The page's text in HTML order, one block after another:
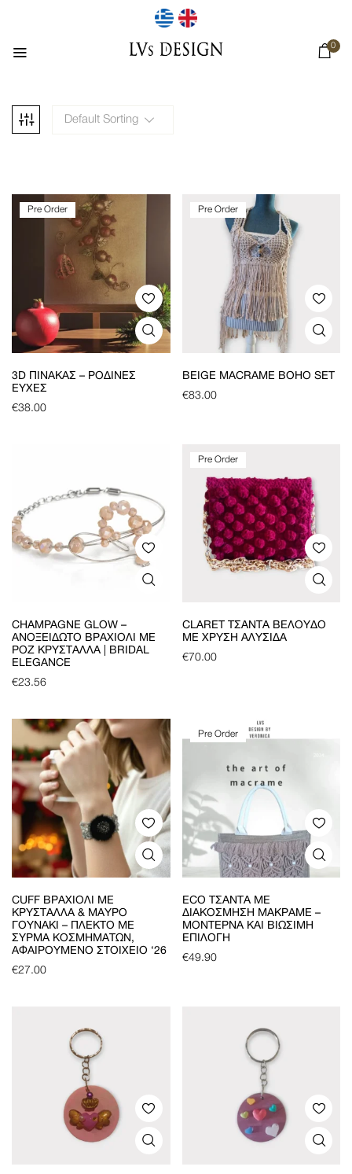
0
Default Sorting
Pre Order
3D ΠΊΝΑΚΑΣ – ΡΌΔΙΝΕΣ
ΕΥΧΈΣ
€38.00
Pre Order
BEIGE MACRAME BOHO SET
€83.00
CHAMPAGNE GLOW –
ΑΝΟΞΕΊΔΩΤΟ ΒΡΑΧΙΌΛΙ ΜΕ
ΡΟΖ ΚΡΎΣΤΑΛΛΑ | BRIDAL
ELEGANCE
€23.56
Pre Order
CLARET ΤΣΆΝΤΑ ΒΕΛΟΎΔΟ
ΜΕ ΧΡΥΣΉ ΑΛΥΣΊΔΑ
€70.00
CUFF ΒΡΑΧΙΌΛΙ ΜΕ
ΚΡΎΣΤΑΛΛΑ & ΜΑΎΡΟ
ΓΟΥΝΆΚΙ – ΠΛΕΚΤΌ ΜΕ
ΣΎΡΜΑ ΚΟΣΜΗΜΆΤΩΝ,
ΑΦΑΙΡΟΎΜΕΝΟ ΣΤΟΙΧΕΊΟ ‘26
€27.00
Pre Order
ECO ΤΣΆΝΤΑ ΜΕ
ΔΙΑΚΌΣΜΗΣΗ ΜΑΚΡΑΜΈ –
ΜΟΝΤΈΡΝΑ ΚΑΙ ΒΙΏΣΙΜΗ
ΕΠΙΛΟΓΉ
€49.90